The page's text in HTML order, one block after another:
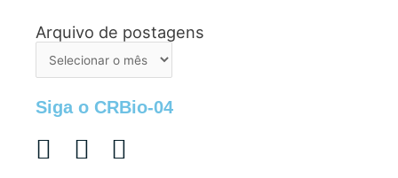
Arquivo de postagens
Arquivo
Siga o CRBio-04